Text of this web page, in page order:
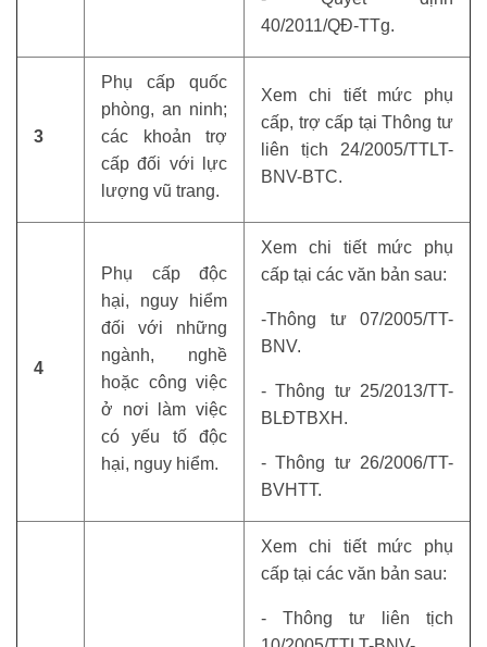
40/2011/QĐ-TTg.
3
Phụ cấp quốc
phòng, an ninh;
các khoản trợ
cấp đối với lực
lượng vũ trang.
Xem chi tiết mức phụ
cấp, trợ cấp tại Thông tư
liên tịch 24/2005/TTLT-
BNV-BTC.
4
Phụ cấp độc
hại, nguy hiểm
đối với những
ngành, nghề
hoặc công việc
ở nơi làm việc
có yếu tố độc
hại, nguy hiểm.
Xem chi tiết mức phụ
cấp tại các văn bản sau:
-Thông tư 07/2005/TT-
BNV.
- Thông tư 25/2013/TT-
BLĐTBXH.
- Thông tư 26/2006/TT-
BVHTT.
Xem chi tiết mức phụ
cấp tại các văn bản sau:
- Thông tư liên tịch